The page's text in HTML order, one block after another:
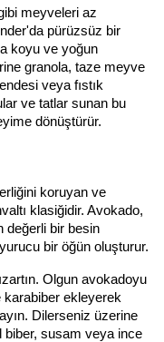
meyveleri az
pürüzsüz bir
koyu ve yoğun
granola, taze meyve
veya fıstık
ve tatlar sunan bu
dönüştürür.
koruyan ve
klasiğidir. Avokado,
değerli bir besin
bir öğün oluşturur.
Olgun avokadoyu
ekleyerek
Dilerseniz üzerine
biber, susam veya ince